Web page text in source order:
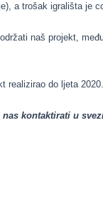
a trošak igrališta je
naš projekt,
realizirao do ljeta
nas kontaktirati u